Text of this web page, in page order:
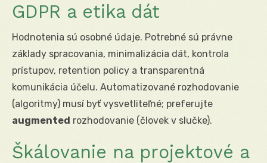
GDPR a etika dát
Hodnotenia sú osobné údaje. Potrebné sú právne
základy spracovania, minimalizácia dát, kontrola
prístupov, retention policy a transparentná
komunikácia účelu. Automatizované rozhodovanie
(algoritmy) musí byť vysvetliteľné; preferujte
augmented rozhodovanie (človek v slučke).
Škálovanie na projektové a